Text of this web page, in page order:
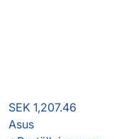
SEK 1,207.46
Asus